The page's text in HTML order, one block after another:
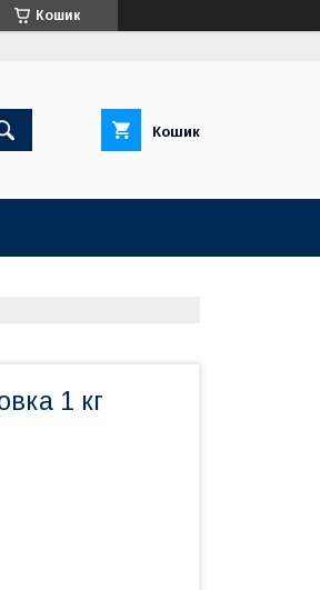
Кошик
Кошик
1 кг